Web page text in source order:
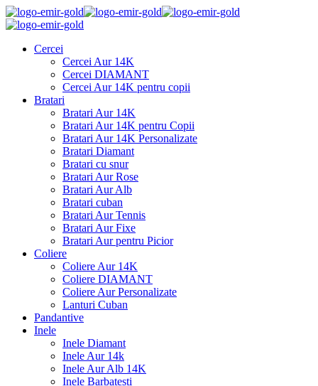
Cercei
Cercei Aur 14K
Cercei DIAMANT
Cercei Aur 14K pentru copii
Bratari
Bratari Aur 14K
Bratari Aur 14K pentru Copii
Bratari Aur 14K Personalizate
Bratari Diamant
Bratari cu snur
Bratari Aur Rose
Bratari Aur Alb
Bratari cuban
Bratari Aur Tennis
Bratari Aur Fixe
Bratari Aur pentru Picior
Coliere
Coliere Aur 14K
Coliere DIAMANT
Coliere Aur Personalizate
Lanturi Cuban
Pandantive
Inele
Inele Diamant
Inele Aur 14k
Inele Aur Alb 14K
Inele Barbatesti